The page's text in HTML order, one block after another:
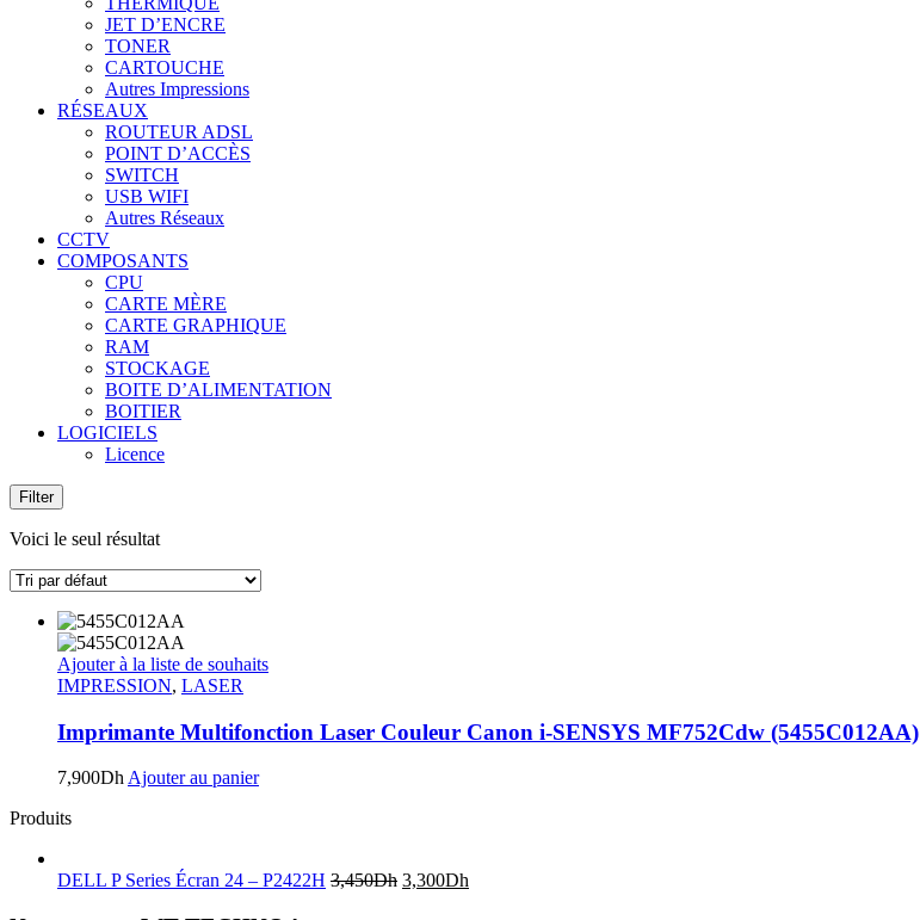
JET D’ENCRE
TONER
CARTOUCHE
Autres Impressions
RÉSEAUX
ROUTEUR ADSL
POINT D’ACCÈS
SWITCH
USB WIFI
Autres Réseaux
CCTV
COMPOSANTS
CPU
CARTE MÈRE
CARTE GRAPHIQUE
RAM
STOCKAGE
BOITE D’ALIMENTATION
BOITIER
LOGICIELS
Licence
Filter
Voici le seul résultat
Ajouter à la liste de souhaits
IMPRESSION, LASER
Imprimante Multifonction Laser Couleur Canon i-SENSYS MF752Cdw (5455C012AA)
7,900DhAjouter au panier
Produits
DELL P Series Écran 24 – P2422H 3,450Dh 3,300Dh